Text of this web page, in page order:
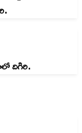
దిగిరి.